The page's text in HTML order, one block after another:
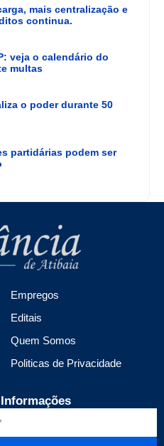
mais centralização e
continua.
veja o calendário do
multas
o poder durante 50
partidárias podem ser
Empregos
Editais
Quem Somos
Politicas de Privacidade